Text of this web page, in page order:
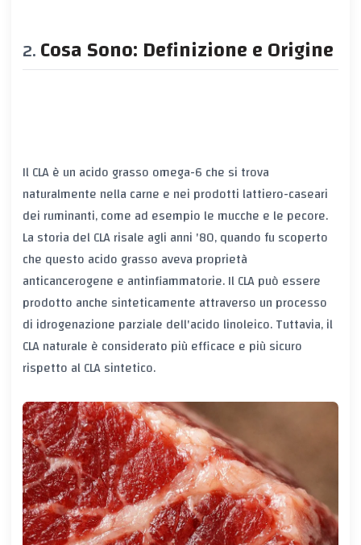
Cosa Sono: Definizione e Origine
Il CLA è un acido grasso omega-6 che si trova
naturalmente nella carne e nei prodotti lattiero-caseari
dei ruminanti, come ad esempio le mucche e le pecore.
La storia del CLA risale agli anni '80, quando fu scoperto
che questo acido grasso aveva proprietà
anticancerogene e antinfiammatorie. Il CLA può essere
prodotto anche sinteticamente attraverso un processo
di idrogenazione parziale dell'acido linoleico. Tuttavia, il
CLA naturale è considerato più efficace e più sicuro
rispetto al CLA sintetico.